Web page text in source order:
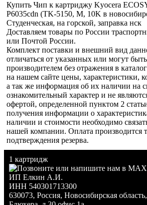
Купить Чип к картриджу Kyocera
P6035cdn (TK-5150, M, 10K в
Студенческая, на горской, заправка нск
Доставляем товары по России
или Почтой России.
Комплект поставки и внешний вид
отличаться от указанных или могут
производителем без отражения в
на нашем сайте цены, характеристики,
а так же информация об их наличии на
ознакомительный характер и не
офертой, определенной пунктом 2
получения информации о
наличии и стоимости необходимо
нашей компании. Оплата производится
подтверждения резерва.
1 картридж
ИП Елкин А.И.
ИНН 540301713300
630073, Россия, Новосибирская область,